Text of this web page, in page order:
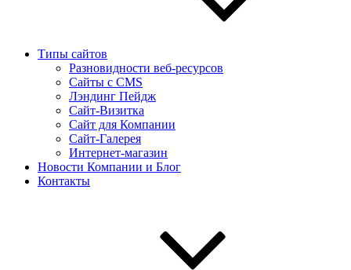
Типы сайтов
Разновидности веб-ресурсов
Сайты с CMS
Лэндинг Пейдж
Сайт-Визитка
Сайт для Компании
Сайт-Галерея
Интернет-магазин
Новости Компании и Блог
Контакты